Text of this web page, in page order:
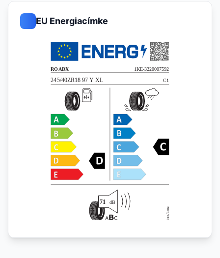
EU Energiacímke